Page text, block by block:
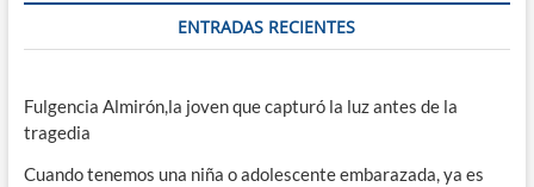
ENTRADAS RECIENTES
Fulgencia Almirón,la joven que capturó la luz antes de la
tragedia
Cuando tenemos una niña o adolescente embarazada, ya es